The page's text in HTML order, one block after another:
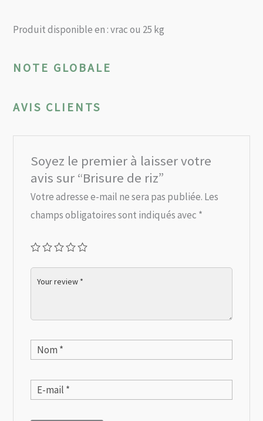
Produit disponible en : vrac ou 25 kg
NOTE GLOBALE
AVIS CLIENTS
Soyez le premier à laisser votre
avis sur “Brisure de riz”
Votre adresse e-mail ne sera pas publiée. Les
champs obligatoires sont indiqués avec *